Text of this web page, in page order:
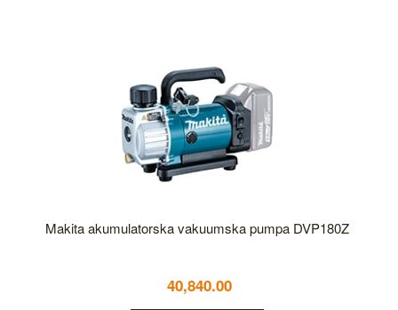
Makita akumulatorska vakuumska pumpa DVP180Z
40,840.00